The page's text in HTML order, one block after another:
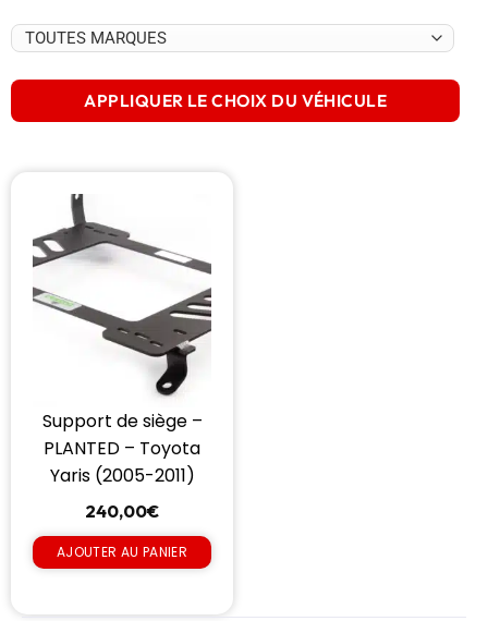
APPLIQUER LE CHOIX DU VÉHICULE
Support de siège –
PLANTED – Toyota
Yaris (2005-2011)
240,00€
AJOUTER AU PANIER